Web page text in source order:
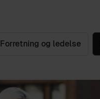
Forretning og ledelse